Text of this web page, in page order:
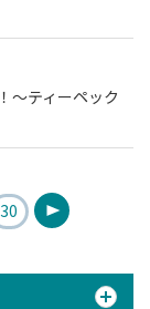
～ティーペック
30 ...